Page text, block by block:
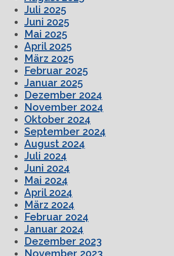
Juli 2025
Juni 2025
Mai 2025
April 2025
März 2025
Februar 2025
Januar 2025
Dezember 2024
November 2024
Oktober 2024
September 2024
August 2024
Juli 2024
Juni 2024
Mai 2024
April 2024
März 2024
Februar 2024
Januar 2024
Dezember 2023